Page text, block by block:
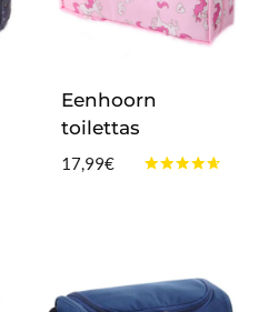
Eenhoorn
toilettas
17,99€